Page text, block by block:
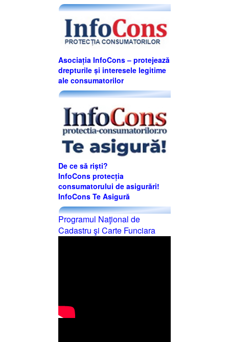
Asociația InfoCons – protejează
drepturile și interesele legitime
ale consumatorilor
De ce să riști?
InfoCons protecția
consumatorului de asigurări!
InfoCons Te Asigură
Programul Naţional de
Cadastru şi Carte Funciara